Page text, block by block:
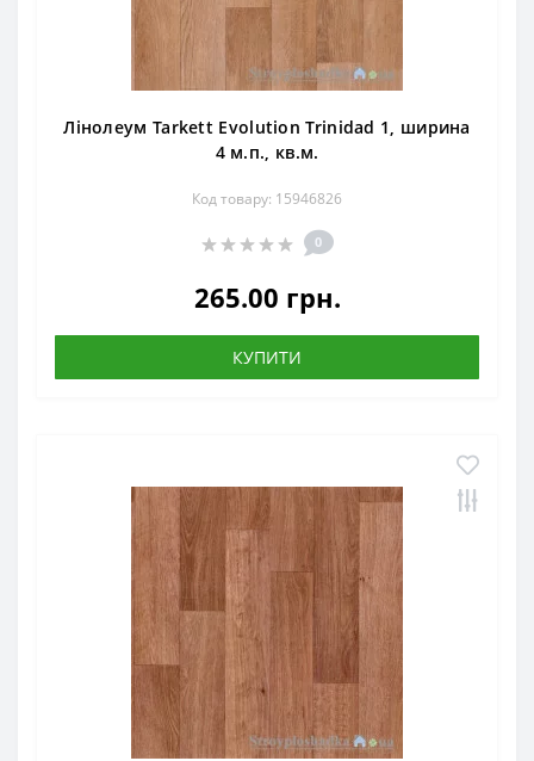
Лінолеум Tarkett Evolution Trinidad 1, ширина
4 м.п., кв.м.
Код товару: 15946826
0
265.00 грн.
КУПИТИ